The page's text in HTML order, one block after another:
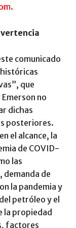
comunicado
que
no
dichas
posteriores.
el alcance, la
de COVID-
las
demanda de
la pandemia y
petróleo y el
la propiedad
factores